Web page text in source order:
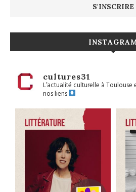
cultures31
L’actualité culturelle à Toulouse
nos liens